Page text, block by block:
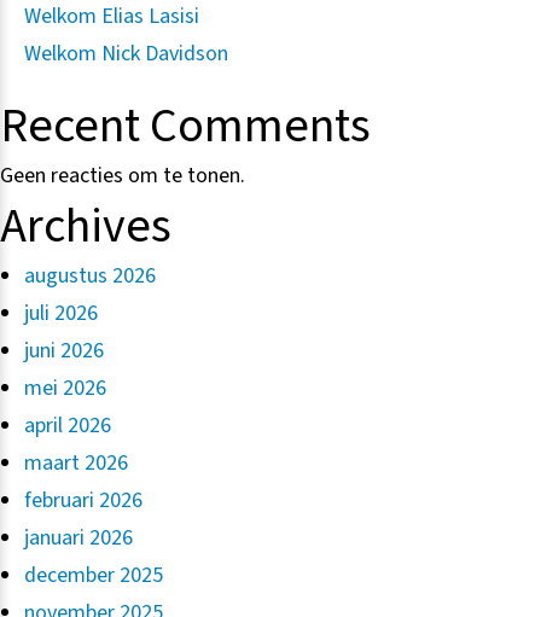
Welkom Elias Lasisi
Welkom Nick Davidson
Recent Comments
Geen reacties om te tonen.
Archives
augustus 2026
juli 2026
juni 2026
mei 2026
april 2026
maart 2026
februari 2026
januari 2026
december 2025